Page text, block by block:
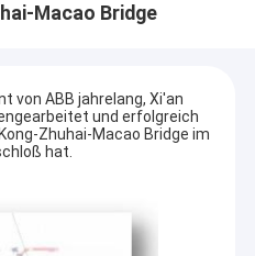
Macao Bridge
von ABB jahrelang, Xi'an
und erfolgreich
Zhuhai-Macao Bridge im
hat.